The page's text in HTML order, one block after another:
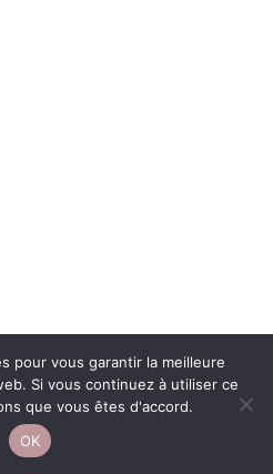
pour vous garantir la meilleure
Si vous continuez à utiliser ce
que vous êtes d'accord.
OK